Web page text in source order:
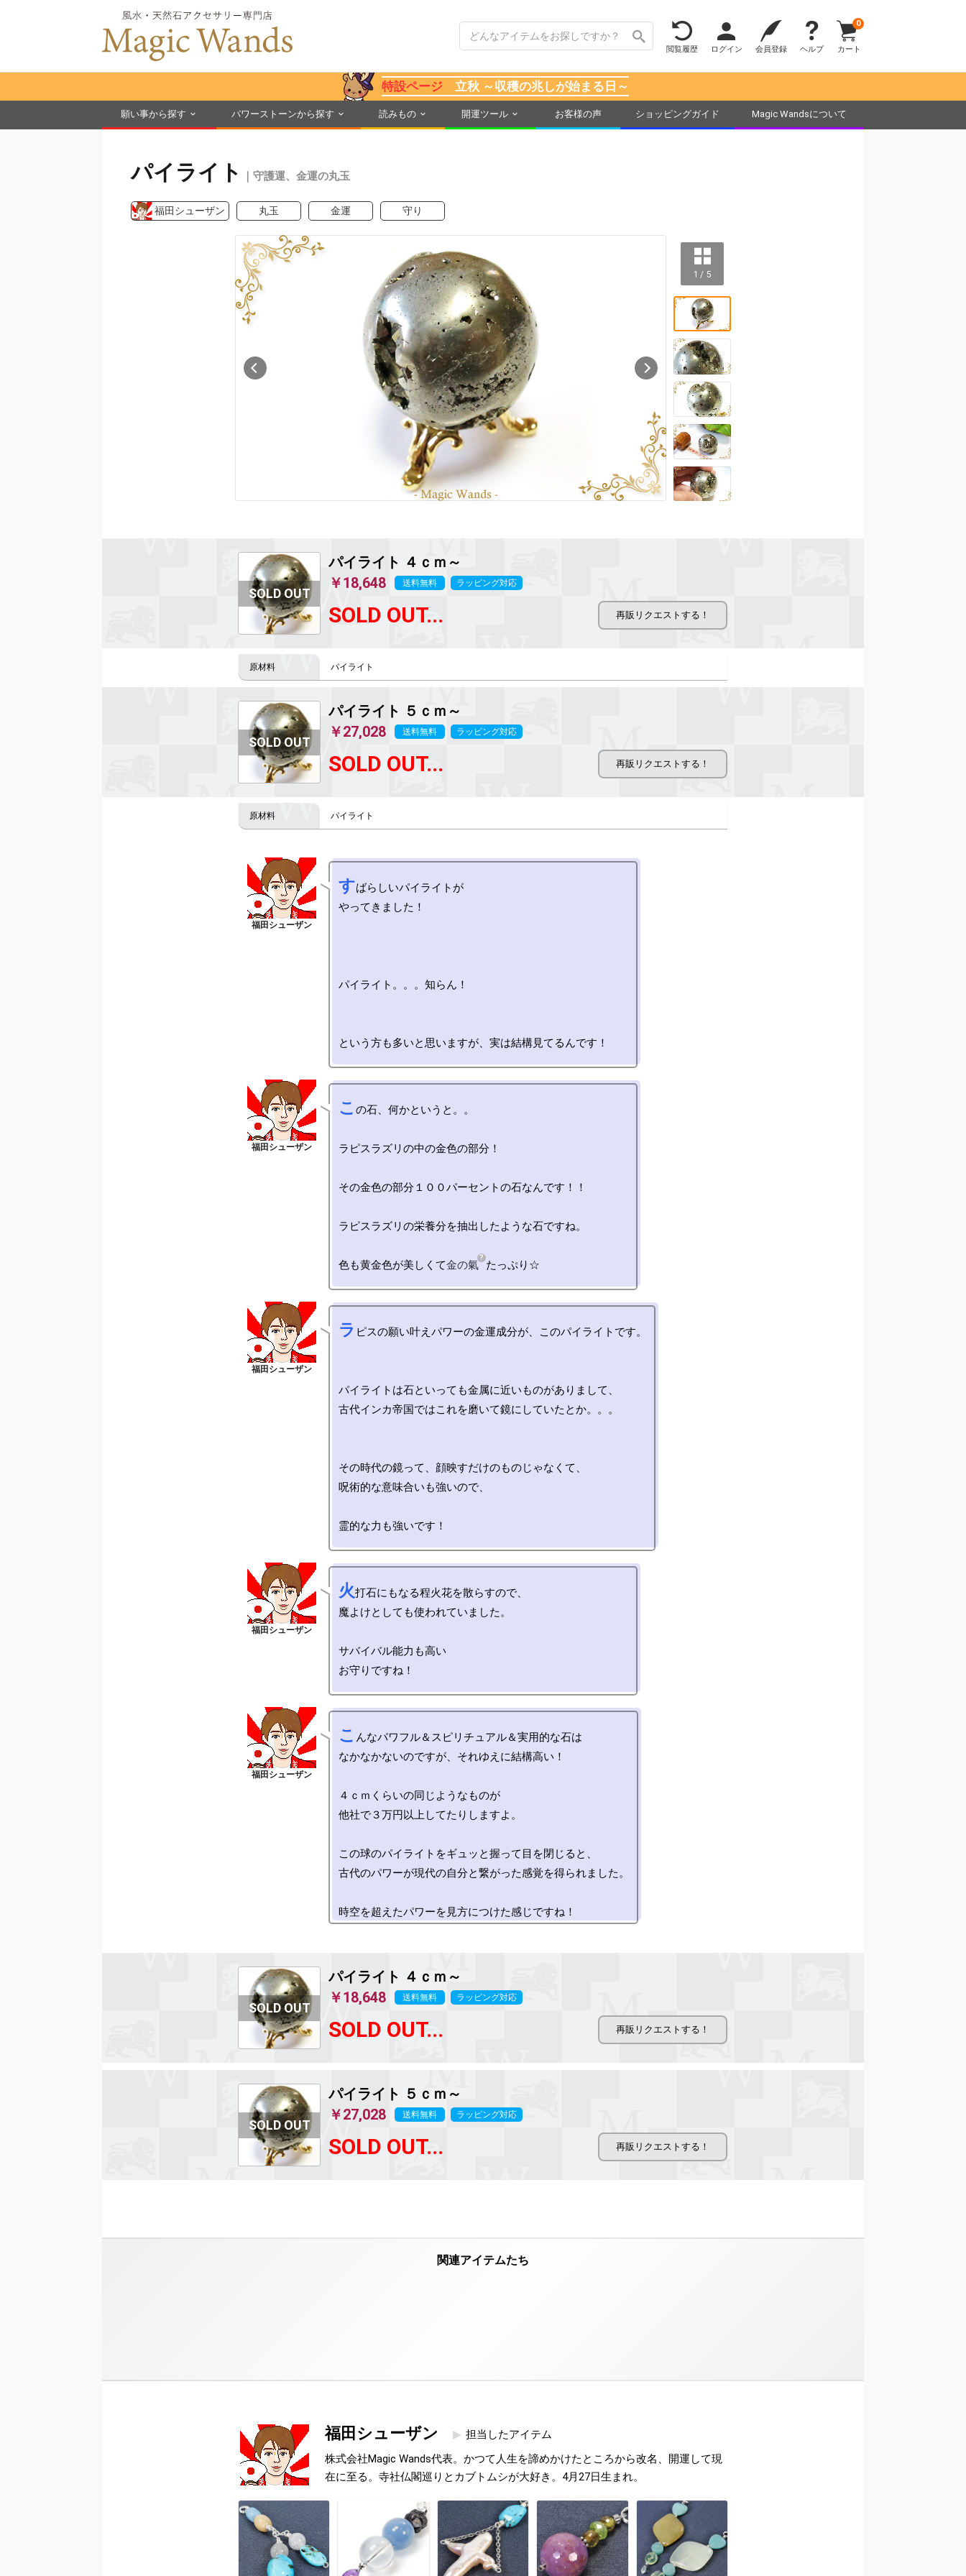
閲覧履歴 ログイン 会員登録 ヘルプ カート
0
特設ページ立秋 ～収穫の兆しが始まる日～
願い事から探す パワーストーンから探す 読みもの 開運ツール お客様の声 ショッピングガイド Magic Wandsについて
パイライト ｜守護運、金運の丸玉
福田シューザン 丸玉 金運 守り
1 / 5
パイライト ４ｃｍ～
￥18,648
送料無料 ラッピング対応
SOLD OUT...
パイライト
パイライト ５ｃｍ～
￥27,028
送料無料 ラッピング対応
SOLD OUT...
パイライト
すばらしいパイライトが
やってきました！
パイライト。。。知らん！
こ の石、何かというと。。
ラピスラズリの中の金色の部分！
その金色の部分１００パーセントの石なんです！！
ラピスラズリの栄養分を抽出したような石ですね。
色も黄金色が美しくて金の氣
ラ ピスの願い叶えパワーの金運成分が、このパイライトです。
パイライトは石といっても金属に近いものがありまして、
古代インカ帝国ではこれを磨いて鏡にしていたとか。。。
その時代の鏡って、顔映すだけのものじゃなくて、
呪術的な意味合いも強いので、
火打石にもなる程火花を散らすので、
魔よけとしても使われていました。
サバイバル能力も高い
こ んなパワフル＆スピリチュアル＆実用的な石は
なかなかないのですが、それゆえに結構高い！
４ｃｍくらいの同じようなものが
他社で３万円以上してたりしますよ。
この球のパイライトをギュッと握って目を閉じると、
古代のパワーが現代の自分と繋がった感覚を得られました。
パイライト ４ｃｍ～
￥18,648
送料無料 ラッピング対応
SOLD OUT...
パイライト ５ｃｍ～
￥27,028
送料無料 ラッピング対応
SOLD OUT...
福田シューザン
担当したアイテム
株式会社Magic Wands代表。かつて人生を諦めかけたところから改名、開運して現
在に至る。寺社仏閣巡りとカブトムシが大好き。4月27日生まれ。